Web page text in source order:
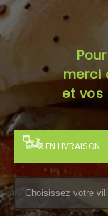
ACCUEIL
VOTRE COMPTE
NOTRE
VOS AVIS
MENTIONS
C.G.V
merci
et vos
EN LIVRAISON